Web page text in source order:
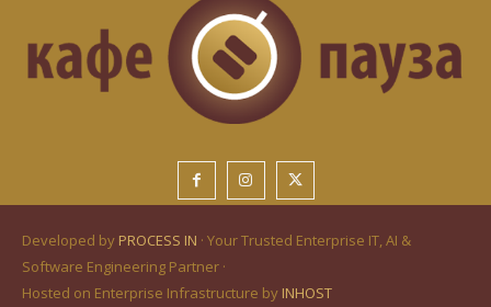
Developed by PROCESS IN · Your Trusted Enterprise IT, AI &
Software Engineering Partner ·
Hosted on Enterprise Infrastructure by INHOST